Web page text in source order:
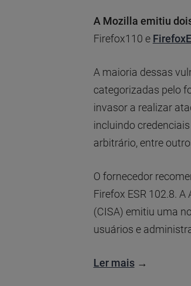
A Mozilla emitiu
Firefox110 e
A maioria dessas
categorizadas pelo
invasor a realizar
incluindo
arbitrário, entre
O fornecedor
Firefox ESR 102.8.
(CISA) emitiu uma
usuários e
Ler mais→